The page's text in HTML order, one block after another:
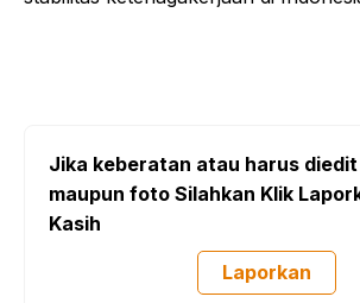
Jika keberatan atau harus
maupun foto Silahkan Klik
Kasih
Laporkan